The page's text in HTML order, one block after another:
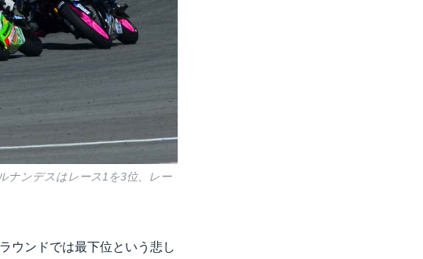
ナンデスはレース1を3位、レー
ウンドでは最下位という悲し